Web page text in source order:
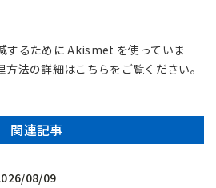
するために Akismet を使っていま
方法の詳細はこちらをご覧ください。
関連記事
08/09